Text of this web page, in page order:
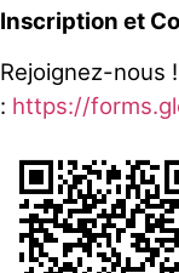
Inscription et
Rejoignez-nous
: https://